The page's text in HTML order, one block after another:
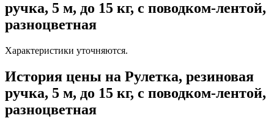
ручка, 5 м, до 15 кг, с поводком-лентой,
разноцветная
Характеристики уточняются.
История цены на Рулетка, резиновая
ручка, 5 м, до 15 кг, с поводком-лентой,
разноцветная